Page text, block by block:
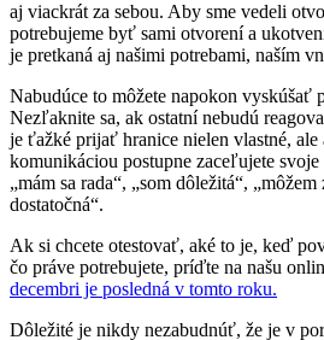
aj viackrát za sebou. Aby sme vedeli
potrebujeme byť sami otvorení a
je pretkaná aj našimi potrebami, naším
Nabudúce to môžete napokon vyskúšať
Nezľaknite sa, ak ostatní nebudú
je ťažké prijať hranice nielen vlastné,
komunikáciou postupne zaceľujete
„mám sa rada“, „som dôležitá“,
dostatočná“.
Ak si chcete otestovať, aké to je, keď
čo práve potrebujete, príďte na našu
decembri je posledná v tomto roku.
Dôležité je nikdy nezabudnúť, že je v